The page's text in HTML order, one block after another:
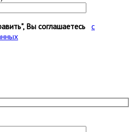
Вы соглашаетесь с